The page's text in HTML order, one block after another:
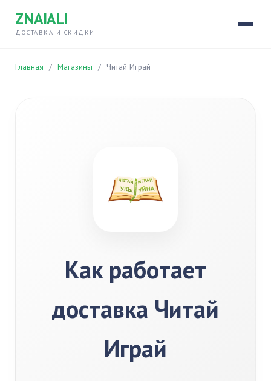
ZNAIALI
ДОСТАВКА И СКИДКИ
Главная / Магазины / Читай Играй
Как работает
доставка Читай
Играй